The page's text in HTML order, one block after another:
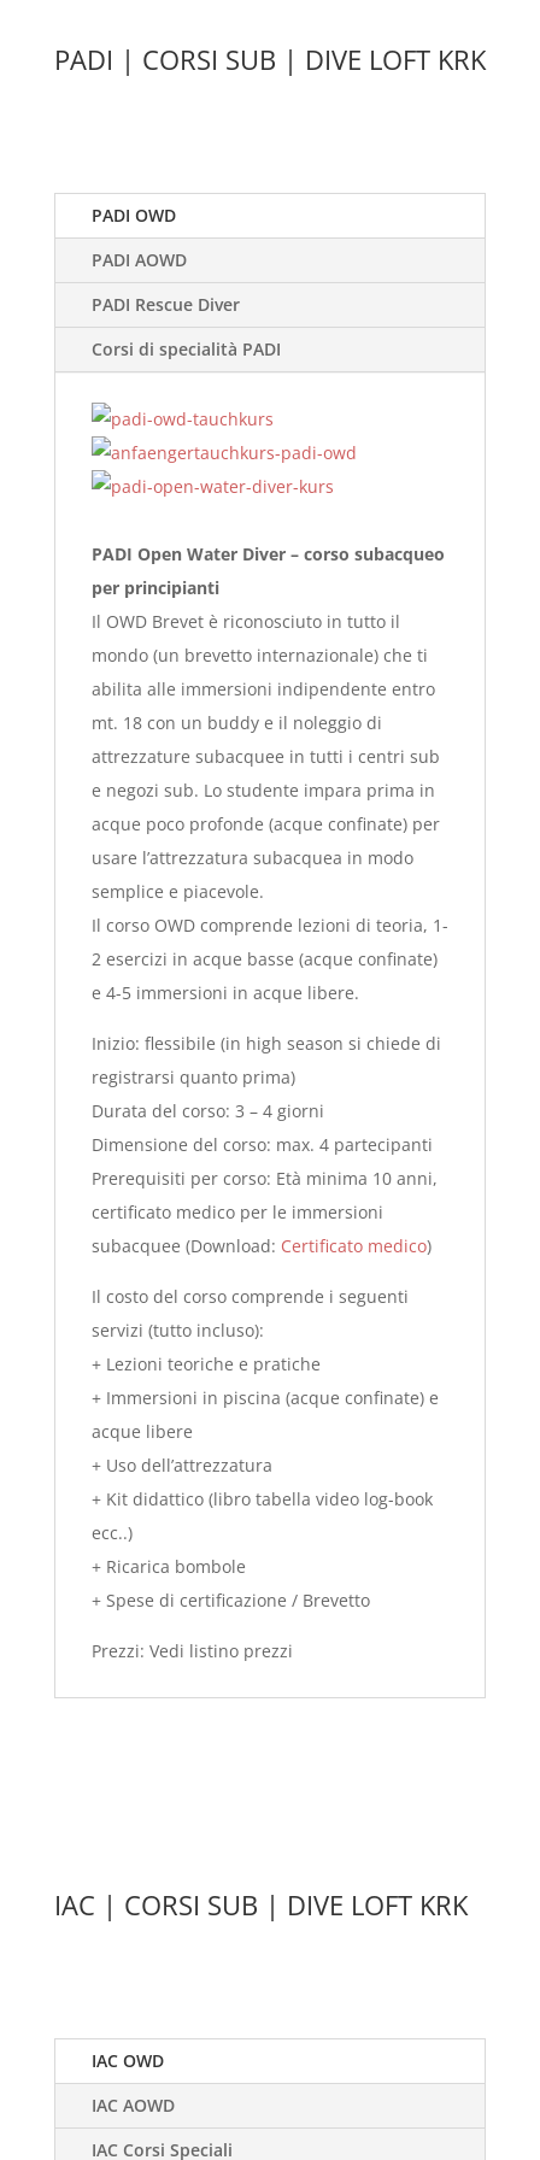
PADI | CORSI SUB | DIVE LOFT KRK
PADI OWD
PADI AOWD
PADI Rescue Diver
Corsi di specialità PADI
PADI Open Water Diver – corso subacqueo
per principianti
Il OWD Brevet è riconosciuto in tutto il
mondo (un brevetto internazionale) che ti
abilita alle immersioni indipendente entro
mt. 18 con un buddy e il noleggio di
attrezzature subacquee in tutti i centri sub
e negozi sub. Lo studente impara prima in
acque poco profonde (acque confinate) per
usare l’attrezzatura subacquea in modo
semplice e piacevole.
Il corso OWD comprende lezioni di teoria, 1-
2 esercizi in acque basse (acque confinate)
e 4-5 immersioni in acque libere.
Inizio: flessibile (in high season si chiede di
registrarsi quanto prima)
Durata del corso: 3 – 4 giorni
Dimensione del corso: max. 4 partecipanti
Prerequisiti per corso: Età minima 10 anni,
certificato medico per le immersioni
subacquee (Download: Certificato medico)
Il costo del corso comprende i seguenti
servizi (tutto incluso):
+ Lezioni teoriche e pratiche
+ Immersioni in piscina (acque confinate) e
acque libere
+ Uso dell’attrezzatura
+ Kit didattico (libro tabella video log-book
ecc..)
+ Ricarica bombole
+ Spese di certificazione / Brevetto
Prezzi: Vedi listino prezzi
IAC | CORSI SUB | DIVE LOFT KRK
IAC OWD
IAC AOWD
IAC Corsi Speciali